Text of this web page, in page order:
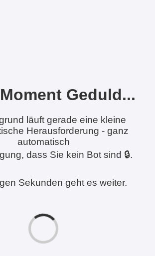
Geduld...
läuft gerade eine kleine
Herausforderung - ganz
automatisch
dass Sie kein Bot sind 🔒.
Sekunden geht es weiter.